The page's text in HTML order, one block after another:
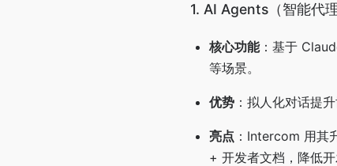
1. AI Agents（智能代理
核心功能：基于
等场景。
优势 ：拟人化对话提
亮点 ：Intercom 用其
+ 开发者文档，降低开